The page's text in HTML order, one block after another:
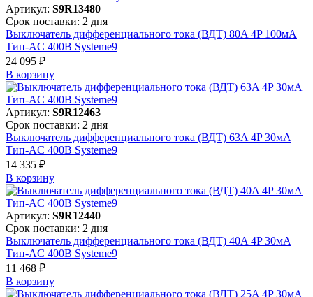
Артикул: S9R13480
Срок поставки: 2 дня
Выключатель дифференциального тока (ВДТ) 80A 4P 100мА
Тип-AC 400В Systeme9
24 095 ₽
В корзинy
Артикул: S9R12463
Срок поставки: 2 дня
Выключатель дифференциального тока (ВДТ) 63A 4P 30мА
Тип-AC 400В Systeme9
14 335 ₽
В корзинy
Артикул: S9R12440
Срок поставки: 2 дня
Выключатель дифференциального тока (ВДТ) 40A 4P 30мА
Тип-AC 400В Systeme9
11 468 ₽
В корзинy